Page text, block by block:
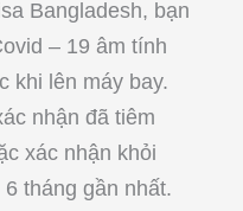
Bangladesh, bạn
– 19 âm tính
khi lên máy bay.
nhận đã tiêm
xác nhận khỏi
tháng gần nhất.